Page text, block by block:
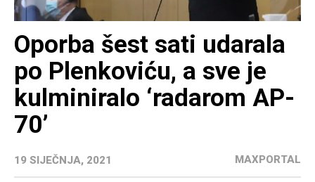
Oporba šest sati udarala
po Plenkoviću, a sve je
kulminiralo ‘radarom AP-
70’
19 SIJEČNJA, 2021 MAXPORTAL